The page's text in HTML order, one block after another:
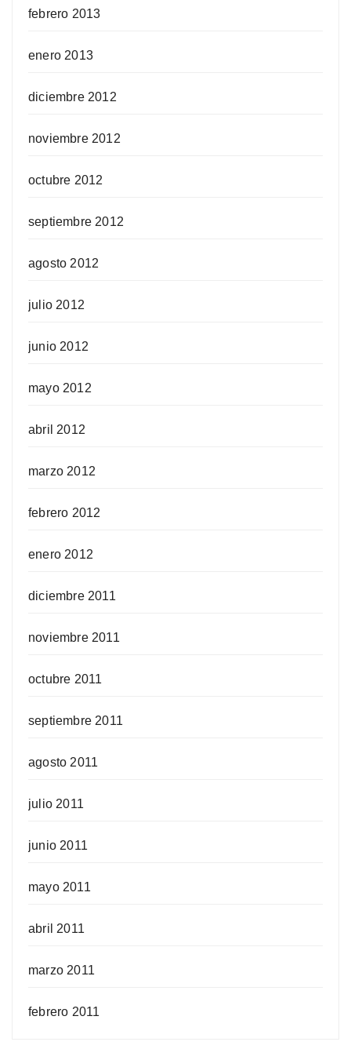
febrero 2013
enero 2013
diciembre 2012
noviembre 2012
octubre 2012
septiembre 2012
agosto 2012
julio 2012
junio 2012
mayo 2012
abril 2012
marzo 2012
febrero 2012
enero 2012
diciembre 2011
noviembre 2011
octubre 2011
septiembre 2011
agosto 2011
julio 2011
junio 2011
mayo 2011
abril 2011
marzo 2011
febrero 2011